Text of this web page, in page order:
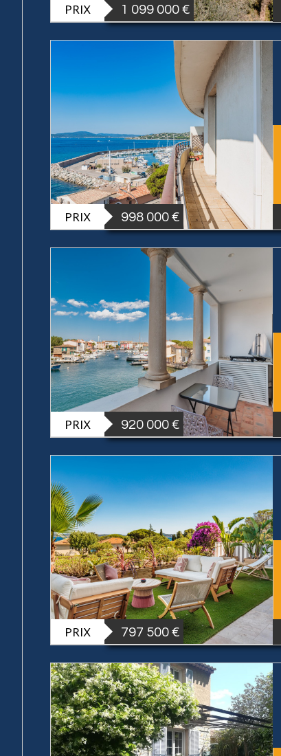
PRIX 1 099 000 €
PRIX 998 000 €
PRIX 920 000 €
PRIX 797 500 €